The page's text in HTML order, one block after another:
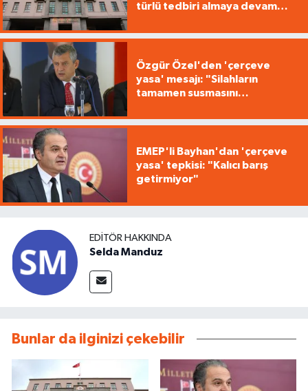
türlü tedbiri almaya devam
Özgür Özel'den 'çerçeve
yasa' mesajı: "Silahların
tamamen susmasını
EMEP'li Bayhan'dan 'çerçeve
yasa' tepkisi: "Kalıcı barış
getirmiyor"
EDITÖR HAKKINDA
Selda Manduz
Bunlar da ilginizi çekebilir